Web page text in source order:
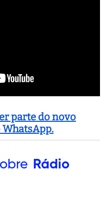
parte do novo
Rádio